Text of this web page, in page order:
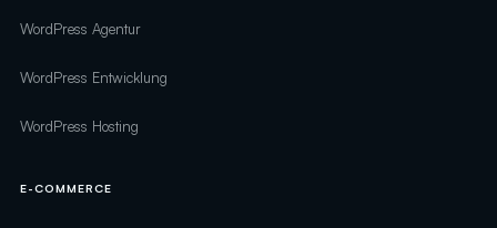
WordPress Agentur
WordPress Entwicklung
WordPress Hosting
E-COMMERCE